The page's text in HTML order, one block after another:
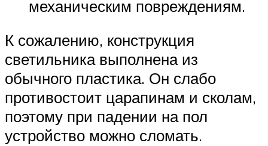
механическим повреждениям.
К сожалению, конструкция
светильника выполнена из
обычного пластика. Он слабо
противостоит царапинам и сколам,
поэтому при падении на пол
устройство можно сломать.